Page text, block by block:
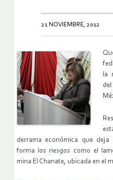
21 NOVIEMBRE, 2012
la
derrama económica que
forma los riesgos como el
mina El Chanate, ubicada en el